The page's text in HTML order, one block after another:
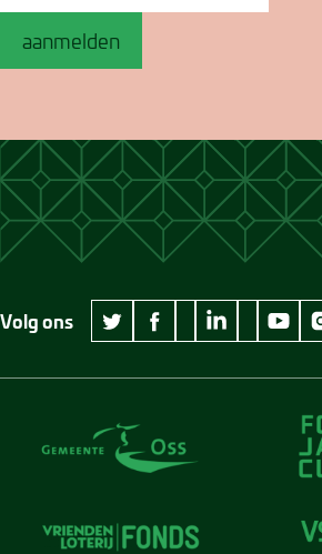
aanmelden
Volg ons
twitter Museum Jan Cunen
facebook Museum
wikipedia
linkedin